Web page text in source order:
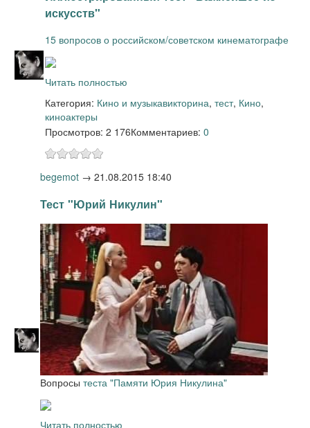
искусств"
15 вопросов о российском/советском кинематографе
Читать полностью
Категория: Кино и музыкавикторина, тест, Кино,
киноактеры
Просмотров: 2 176Комментариев: 0
begemot → 21.08.2015 18:40
Тест "Юрий Никулин"
Вопросы теста "Памяти Юрия Никулина"
Читать полностью